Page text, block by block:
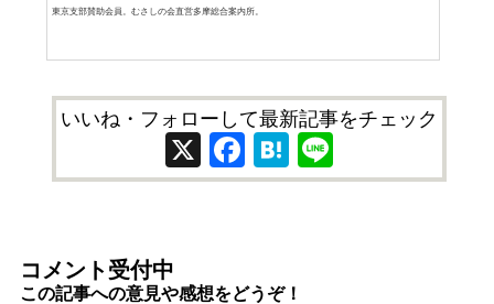
東京支部賛助会員。むさしの会直営多摩総合案内所。
いいね・フォローして最新記事をチェック
X Facebook
Hatena
コメント受付中
この記事への意見や感想をどうぞ！